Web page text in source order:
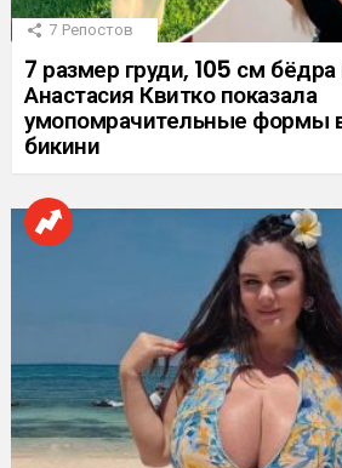
7 Репостов
7 размер груди, 105 см
Анастасия Квитко показала
умопомрачительные формы
бикини